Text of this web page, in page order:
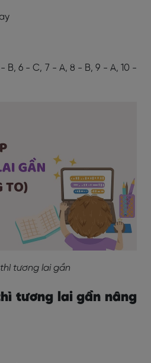
B, 6 - C, 7 - A, 8 - B, 9 - A, 10 -
tương lai gần
tương lai gần nâng